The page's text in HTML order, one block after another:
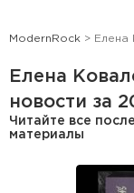
ModernRock > Елена
Елена
новости за
Читайте все
материалы